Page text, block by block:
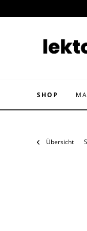
SHOP
Übersicht